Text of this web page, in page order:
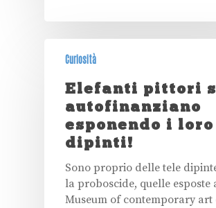
Curiosità
Elefanti pittori
autofinanziano
esponendo i loro
dipinti!
Sono proprio delle tele
la proboscide, quelle esposte
Museum of contemporary art